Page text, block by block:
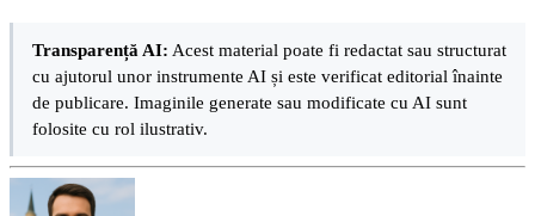
Transparență AI: Acest material poate fi redactat sau structurat
cu ajutorul unor instrumente AI și este verificat editorial înainte
de publicare. Imaginile generate sau modificate cu AI sunt
folosite cu rol ilustrativ.